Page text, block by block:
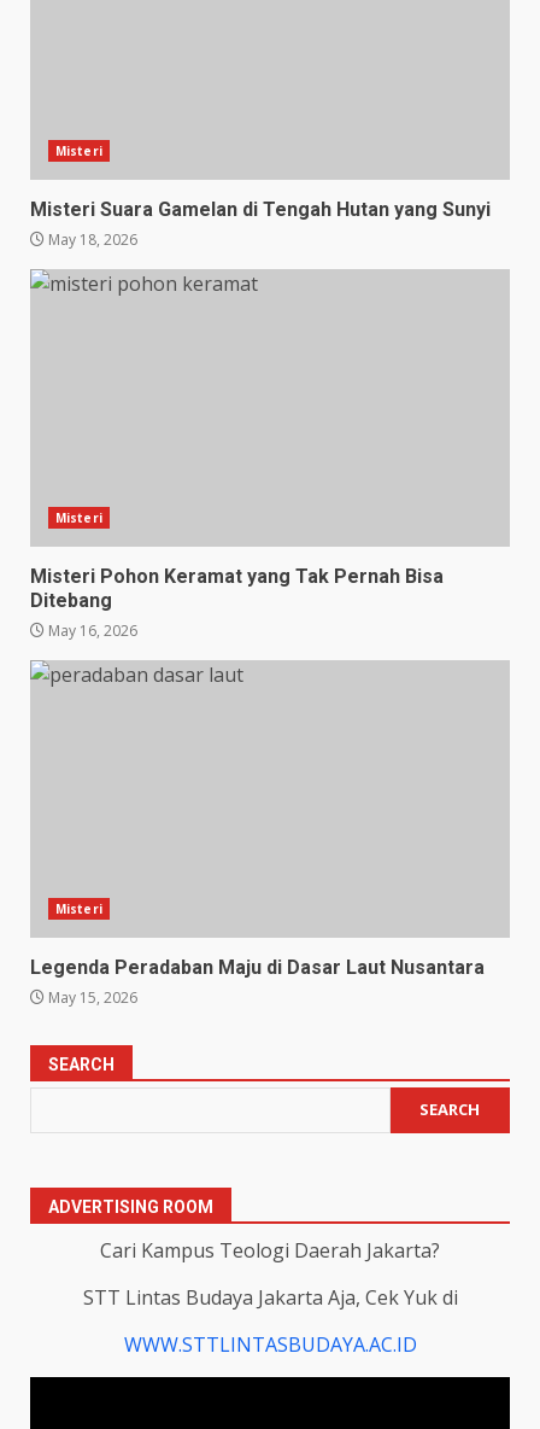
Misteri
Misteri Suara Gamelan di Tengah Hutan yang Sunyi
May 18, 2026
Misteri
Misteri Pohon Keramat yang Tak Pernah Bisa
Ditebang
May 16, 2026
Misteri
Legenda Peradaban Maju di Dasar Laut Nusantara
May 15, 2026
SEARCH
SEARCH
ADVERTISING ROOM
Cari Kampus Teologi Daerah Jakarta?
STT Lintas Budaya Jakarta Aja, Cek Yuk di
WWW.STTLINTASBUDAYA.AC.ID